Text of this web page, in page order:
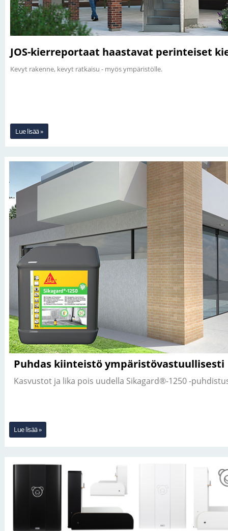
JOS-kierreportaat haastavat perinteiset
Kevyt rakenne, kevyt ratkaisu - myös ympäristölle.
Lue lisää »
Puhdas kiinteistö ympäristövastuullisesti
Kasvustot ja lika pois uudella Sikagard®-1250 -
Lue lisää »